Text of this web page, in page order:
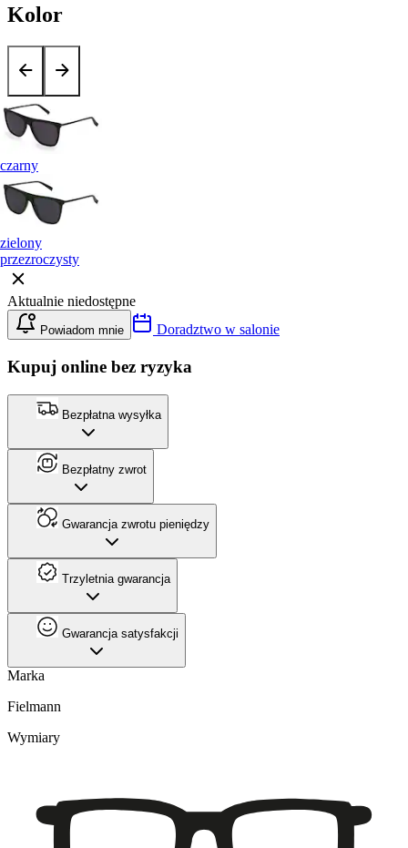
Kolor
czarny
zielony
przezroczysty
Aktualnie niedostępne
Powiadom mnie Doradztwo w salonie
Kupuj online bez ryzyka
Bezpłatna wysyłka
Bezpłatny zwrot
Gwarancja zwrotu pieniędzy
Trzyletnia gwarancja
Gwarancja satysfakcji
Marka
Fielmann
Wymiary